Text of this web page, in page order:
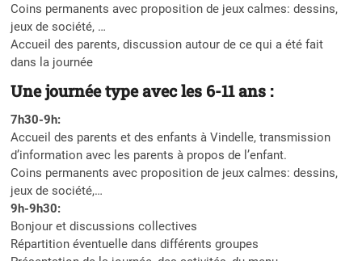
Coins permanents avec proposition de jeux calmes: dessins,
jeux de société, …
Accueil des parents, discussion autour de ce qui a été fait
dans la journée
Une journée type avec les 6-11 ans :
7h30-9h:
Accueil des parents et des enfants à Vindelle, transmission
d’information avec les parents à propos de l’enfant.
Coins permanents avec proposition de jeux calmes: dessins,
jeux de société,…
9h-9h30:
Bonjour et discussions collectives
Répartition éventuelle dans différents groupes